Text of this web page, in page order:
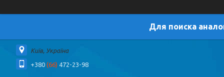
Для поиска
Київ, Україна
+380 (66) 472-23-98